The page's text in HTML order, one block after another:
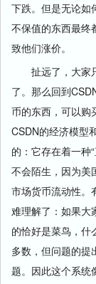
下跌。但是无论如
不保值的东西最终
致他们涨价。
扯远了，大家只
了。那么回到
币的东西，可以购
CSDN的经济模型
的：它存在着一种
不会陌生，因为美
市场货币流动性。
难理解了：如果大
的恰好是菜鸟，什
多数，但问题的提
题。因此这个系统